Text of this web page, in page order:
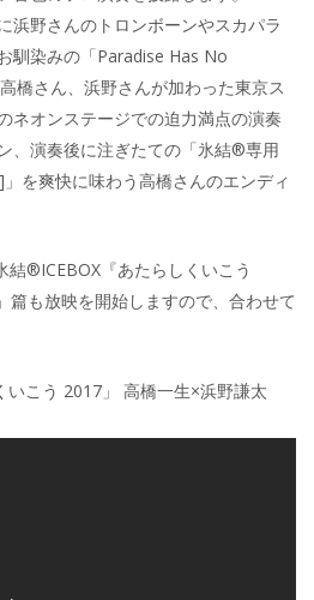
浜野さんのトロンボーンやスカパラ
馴染みの「Paradise Has No
橋さん、浜野さんが加わった東京ス
ネオンステージでの迫力満点の演奏
、演奏後に注ぎたての「氷結®専用
を爽快に味わう高橋さんのエンディ
結®ICEBOX『あたらしくいこう
篇も放映を開始しますので、合わせて
こう 2017」 高橋一生×浜野謙太